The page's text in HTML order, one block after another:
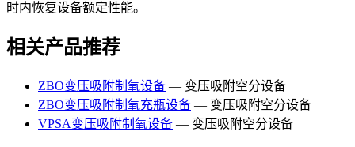
时内恢复设备额定性能。
相关产品推荐
ZBO变压吸附制氧设备 — 变压吸附空分设备
ZBO变压吸附制氧充瓶设备 — 变压吸附空分设备
VPSA变压吸附制氧设备 — 变压吸附空分设备